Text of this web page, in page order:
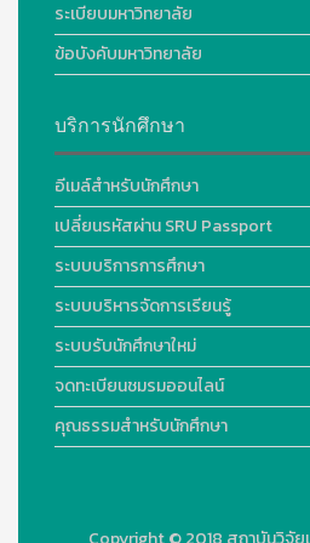
ระเบียบมหาวิทยาลัย
ข้อบังคับมหาวิทยาลัย
บริการนักศึกษา
อีเมล์สำหรับนักศึกษา
เปลี่ยนรหัสผ่าน SRU Passport
ระบบบริการการศึกษา
ระบบบริหารจัดการเรียนรู้
ระบบรับนักศึกษาใหม่
จดทะเบียนชมรมออนไลน์
คุณธรรมสำหรับนักศึกษา